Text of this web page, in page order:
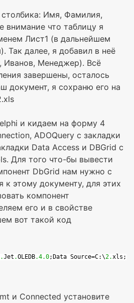
Имя, Фамилия,
внимание что таблицу я
Лист1 (в дальнейшем
Так далее, я добавил в неё
Иванов, Менеджер). Всё
завершены, осталось
документ, я сохраню его на
и кидаем на форму 4
ADOQuery с закладки
Data Access и DBGrid с
Для того что-бы вывести
DbGrid нам нужно с
к этому документу, для этих
компонент
его и в свойстве
вот такой код
.Jet .OLEDB.4.0;Data Source=C:\2.xls;
и Connected установите